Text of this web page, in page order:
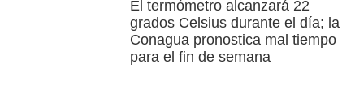
El termómetro alcanzará 22
grados Celsius durante el día; la
Conagua pronostica mal tiempo
para el fin de semana